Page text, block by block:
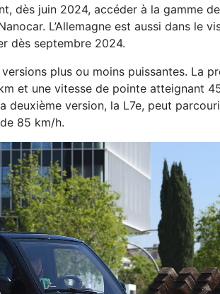
dès juin 2024, accéder à la gamme
L’Allemagne est aussi dans le
dès septembre 2024.
plus ou moins puissantes. La
et une vitesse de pointe atteignant
deuxième version, la L7e, peut
85 km/h.